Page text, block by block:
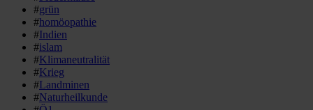
#grün
#homöopathie
#Indien
#islam
#Klimaneutralität
#Krieg
#Landminen
#Naturheilkunde